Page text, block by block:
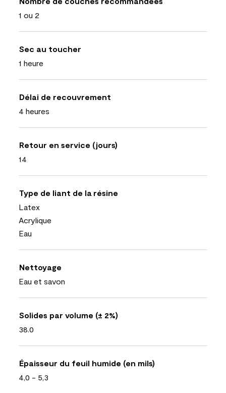
1 ou 2
Sec au toucher
1 heure
Délai de recouvrement
4 heures
Retour en service (jours)
14
Type de liant de la résine
Latex
Acrylique
Eau
Nettoyage
Eau et savon
Solides par volume (± 2%)
38.0
Épaisseur du feuil humide (en mils)
4,0 - 5,3